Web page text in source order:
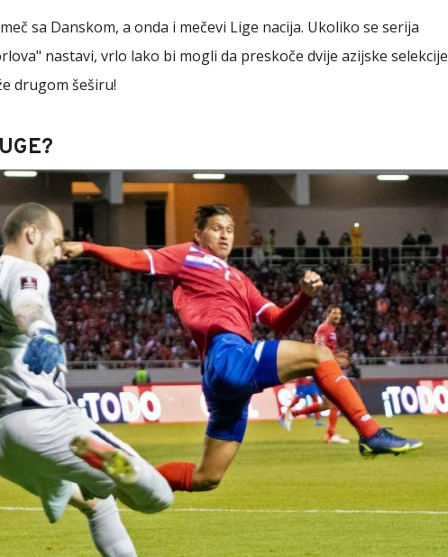
sa Danskom, a onda i mečevi Lige nacija. Ukoliko se serija
nastavi, vrlo lako bi mogli da preskoče dvije azijske selekcije
drugom šeširu!